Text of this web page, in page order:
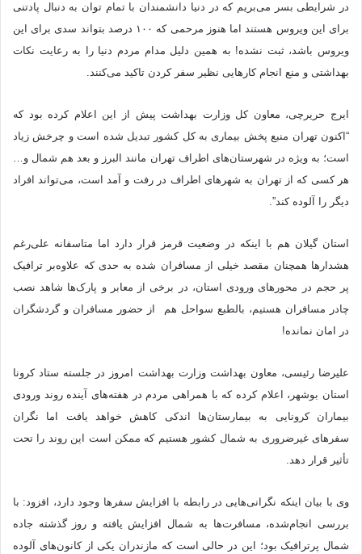
در شرایطی بسر می‌بریم که در دنیا دانشمندان با تمام توان به دنبال پادتنی
برای این ویروس هستند اما هنوز مرحمی که ۱۰۰ درصد بتواند سدی برای این
ویروس باشد، ثبت نشده! به همین دلیل مدام مردم دنیا را به رعایت نکات
بهداشتی و منع انجام کارهایی نظیر سفر کردن تاکید می‌کنند.
ایرج حریرچی، معاون کل وزارت بهداشت پیش از این اعلام کرده بود که
“اکنون تهران منبع پخش بیماری به کل کشور تبدیل شده است و چرخش زیاد
است؛ به ویژه در شهرستان‌های اطراف تهران مانند البرز و بعد هم شمال و…
هر کسی که از تهران به شهرهای اطراف در رفت و آمد است، می‌تواند افراد
دیگر را آلوده کند”.
استان گیلان هم با اینکه در وضعیت قرمز قرار دارد اما متاسفانه علی‌رغم
هشدارها همچنان مقصد خیلی از مسافران شده به حدی که علاوه‌بر ترافیک
پر حجم در محورهای ورودی استان، در برخی از معابر و پارک‌ها شاهد نصب
چادر مسافران هستیم، بالطبع سواحل هم از حضور مسافران و گردشگران
در امان نمانده!
علیرضا رئیسی، معاون بهداشت وزارت بهداشت امروز در جلسته ستاد کرونا
استان بوشهر، اعلام کرده که با همراهی مردم در هفته‌های آینده روند ورودی
بیماران کرونایی به بیمارستان‌ها اندکی کاهش خواهد یافت اما نگران
سفرهای غیرضروری به شمال کشور هستیم که ممکن است این روند را تحت
تأثیر قرار دهد.
وی با بیان اینکه نگرانی‌هایی در رابطه با افزایش سفرها وجود دارد، افزود: با
بررسی انجام‌شده، مسافرت‌ها به شمال افزایش یافته و روز گذشته جاده
شمال پرترافیک بود؛ این در حالی است که مازندران یکی از کانون‌های آلوده